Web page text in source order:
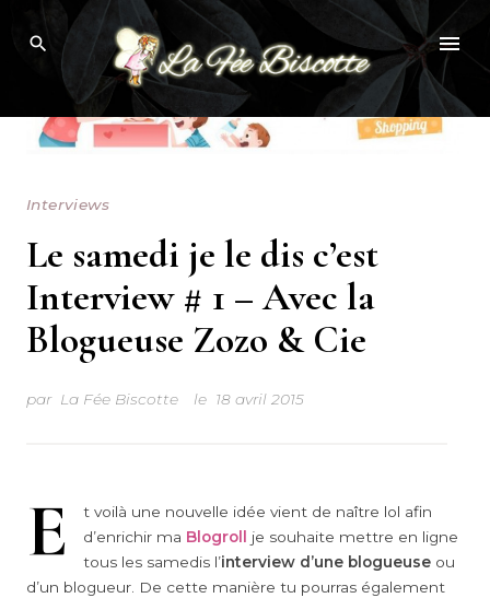
content
Interviews
Le samedi je le dis c’est
Interview # 1 – Avec la
Blogueuse Zozo & Cie
par La Fée Biscotte le 18 avril 2015
E
t voilà une nouvelle idée vient de naître lol afin
d’enrichir ma Blogroll je souhaite mettre en ligne
tous les samedis l’interview d’une blogueuseou
d’un blogueur. De cette manière tu pourras également